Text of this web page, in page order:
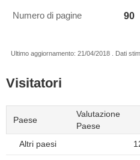
Numero di pagine 90
Ultimo aggiornamento: 21/04/2018 . Dati
Visitatori
Paese
Valutazione
Paese
Altri paesi